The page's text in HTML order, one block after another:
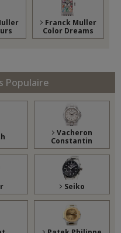
Franck Muller
Color Dreams
Populaire
Vacheron
Constantin
Seiko